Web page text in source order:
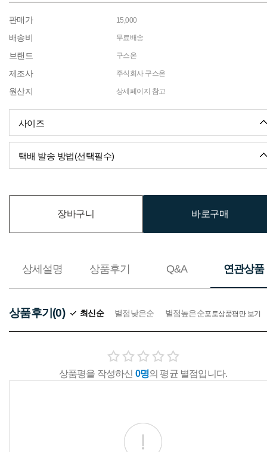
판매가 15,000
배송비 무료배송
브랜드 구스온
제조사 주식회사 구스온
원산지 상세페이지 참고
사이즈
택배 발송 방법(선택필수)
장바구니 바로구매
상세설명 상품후기 Q&A 연관상품
상품후기(0) 최신순 별점낮은순 별점높은순포토상품평만 보기
상품평을 작성하신 0명의 평균 별점입니다.